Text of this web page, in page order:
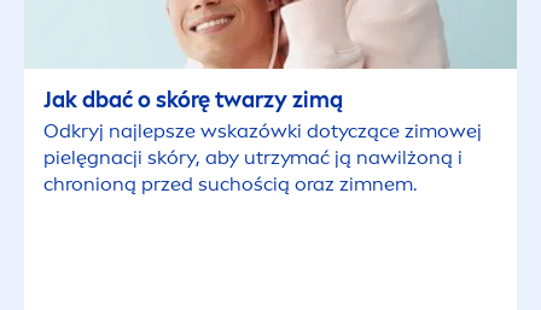
Jak dbać o skórę twarzy zimą
Odkryj najlepsze wskazówki dotyczące zimowej
pielęgnacji skóry, aby utrzymać ją nawilżoną i
chronioną przed suchością oraz zimnem.